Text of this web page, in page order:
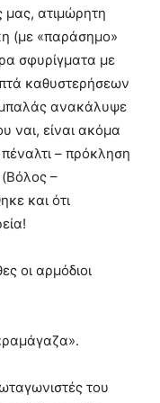
μας, ατιμώρητη
(με «παράσημο»
σφυρίγματα με
καθυστερήσεων
ανακάλυψε
ναι, είναι ακόμα
– πρόκληση
–
και ότι
οι αρμόδιοι
του